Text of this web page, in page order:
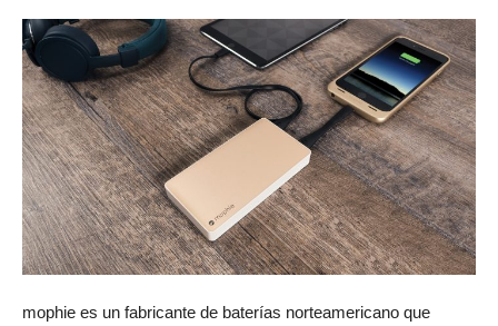
mophie es un fabricante de baterías norteamericano que